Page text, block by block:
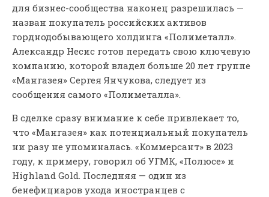
для бизнес-сообщества наконец разрешилась —
назван покупатель российских активов
горднодобывающего холдинга «Полиметалл».
Александр Несис готов передать свою ключевую
компанию, которой владел больше 20 лет группе
«Мангазея» Сергея Янчукова, следует из
сообщения самого «Полиметалла».
В сделке сразу внимание к себе привлекает то,
что «Мангазея» как потенциальный покупатель
ни разу не упоминалась. «Коммерсант» в 2023
году, к примеру, говорил об УГМК, «Полюсе» и
Highland Gold. Последняя — один из
бенефициаров ухода иностранцев с